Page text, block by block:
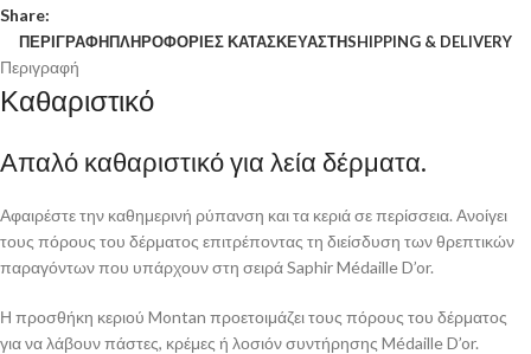
Share:
ΠΕΡΙΓΡΑΦΉΠΛΗΡΟΦΟΡΊΕΣ ΚΑΤΑΣΚΕΥΑΣΤΉSHIPPING & DELIVERY
Περιγραφή
Καθαριστικό
Απαλό καθαριστικό για λεία δέρματα.
Αφαιρέστε την καθημερινή ρύπανση και τα κεριά σε περίσσεια. Ανοίγει
τους πόρους του δέρματος επιτρέποντας τη διείσδυση των θρεπτικών
παραγόντων που υπάρχουν στη σειρά Saphir Médaille D’or.
Η προσθήκη κεριού Montan προετοιμάζει τους πόρους του δέρματος
για να λάβουν πάστες, κρέμες ή λοσιόν συντήρησης Médaille D’or.